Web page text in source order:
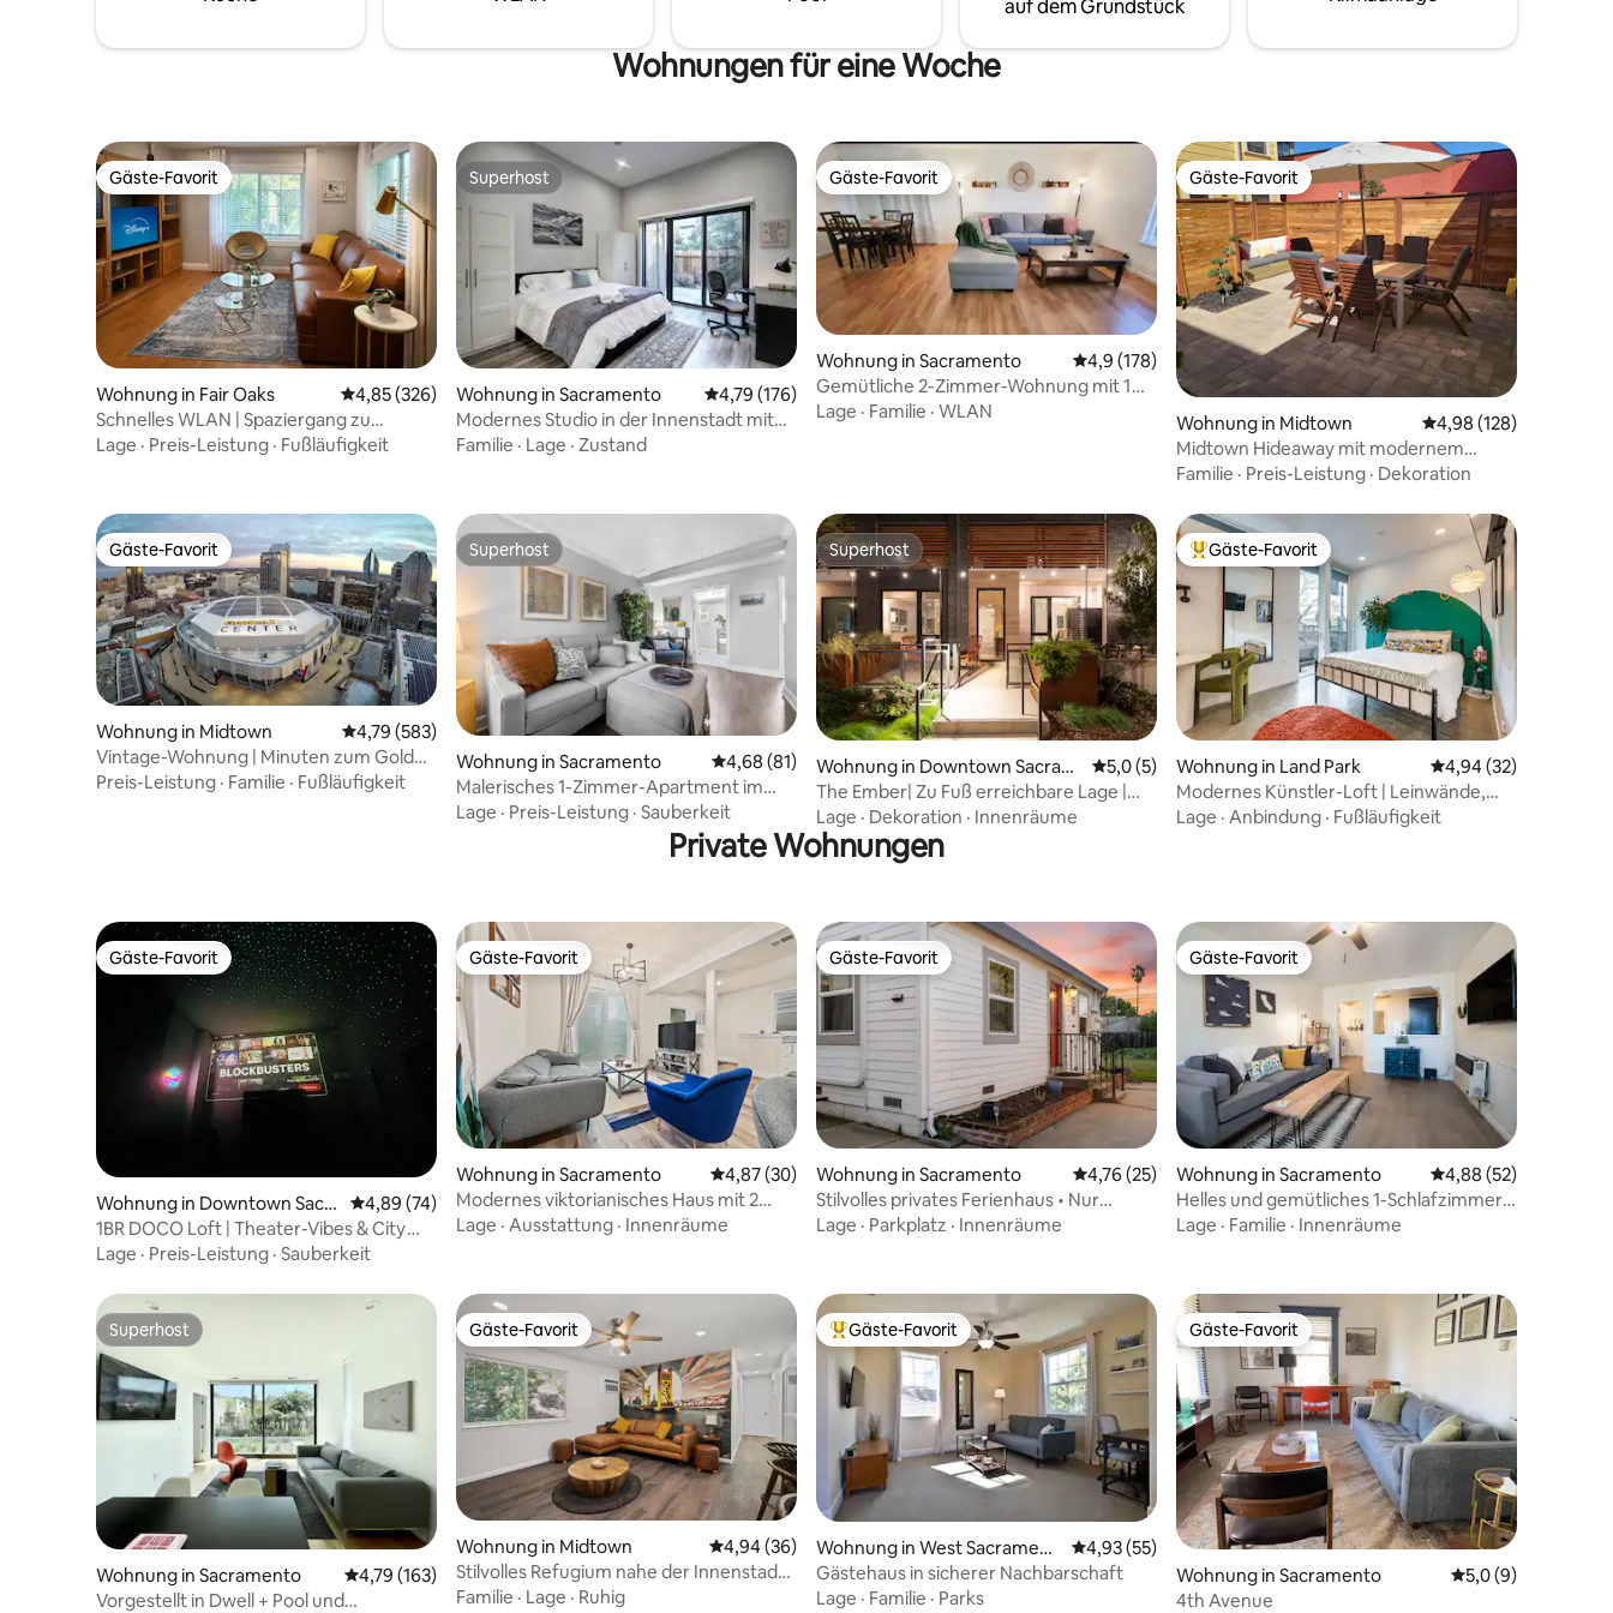
die wir liefern, zufrieden sein wirst.
Hospital.
auf dem Grundstück
Wohnungen für eine Woche
Gäste-Favorit
Gäste-Favorit
Wohnung in Fair Oaks Durchschnittliche Bewertung: 4,85 von 5, 326 Bewertungen
4,85 (326)
Schnelles WLAN | Spaziergang zu
Flusswegen | Private Veranda
Lage · Preis-Leistung · Fußläufigkeit
Superhost
Superhost
Wohnung in Sacramento Durchschnittliche Bewertung: 4,79 von 5, 176 Bewertungen
4,79 (176)
Modernes Studio in der Innenstadt mit
Kingsize-Bett/privater Terrasse
Familie · Lage · Zustand
Gäste-Favorit
Gäste-Favorit
Wohnung in Sacramento Durchschnittliche Bewertung: 4,9 von 5, 178 Bewertungen
4,9 (178)
Gemütliche 2-Zimmer-Wohnung mit 1
Bad in der Nähe von CSUS
Lage · Familie · WLAN
Gäste-Favorit
Gäste-Favorit
Wohnung in Midtown Durchschnittliche
4,98 (128)
Midtown Hideaway mit modernem
individuellem Interieur
Familie · Preis-Leistung · Dekoration
Gäste-Favorit
Gäste-Favorit
Wohnung in Midtown Durchschnittliche Bewertung: 4,79 von 5, 583 Bewertungen
4,79 (583)
Vintage-Wohnung | Minuten zum Golden
1 Center, Capitol
Preis-Leistung · Familie · Fußläufigkeit
Superhost
Superhost
Wohnung in Sacramento Durchschnittliche Bewertung: 4,68 von 5, 81 Bewertungen
4,68 (81)
Malerisches 1-Zimmer-Apartment im
Herzen von Downtown Sacramento
Lage · Preis-Leistung · Sauberkeit
Superhost
Superhost
Wohnung in Downtown Sacram
ento
Durchschnittliche Bewertung: 5,0 von 5, 5 Bewertungen
5,0 (5)
The Ember| Zu Fuß erreichbare Lage |
Terrasse + Sauna + Kingsize-Betten
Lage · Dekoration · Innenräume
Beliebter Gäste-Favorit.
Gäste-Favorit
Wohnung in Land Park Durchschnittliche
4,94 (32)
Modernes Künstler-Loft | Leinwände,
Kaffee & Komfort
Lage · Anbindung · Fußläufigkeit
Private Wohnungen
Gäste-Favorit
Gäste-Favorit
Wohnung in Downtown Sacra
mento
Durchschnittliche Bewertung: 4,89 von 5, 74 Bewertungen
4,89 (74)
1BR DOCO Loft | Theater-Vibes & City
Lights
Lage · Preis-Leistung · Sauberkeit
Gäste-Favorit
Gäste-Favorit
Wohnung in Sacramento Durchschnittliche Bewertung: 4,87 von 5, 30 Bewertungen
4,87 (30)
Modernes viktorianisches Haus mit 2
Schlafzimmern in Midtown Sac
Lage · Ausstattung · Innenräume
Gäste-Favorit
Gäste-Favorit
Wohnung in Sacramento Durchschnittliche Bewertung: 4,76 von 5, 25 Bewertungen
4,76 (25)
Stilvolles privates Ferienhaus • Nur
wenige Minuten bis zur Innenstadt und
Lage · Parkplatz · Innenräume
Gäste-Favorit
Gäste-Favorit
Wohnung in Sacramento Durchschnittliche
4,88 (52)
Helles und gemütliches 1-Schlafzimmer-
Apartment in Midtown Sacramento
Lage · Familie · Innenräume
Superhost
Superhost
Wohnung in Sacramento Durchschnittliche Bewertung: 4,79 von 5, 163 Bewertungen
4,79 (163)
Vorgestellt in Dwell + Pool und
Gäste-Favorit
Gäste-Favorit
Wohnung in Midtown Durchschnittliche Bewertung: 4,94 von 5, 36 Bewertungen
4,94 (36)
Stilvolles Refugium nahe der Innenstadt
von Sacramento!
Familie · Lage · Ruhig
Beliebter Gäste-Favorit.
Gäste-Favorit
Wohnung in West Sacrament
o
Durchschnittliche Bewertung: 4,93 von 5, 55 Bewertungen
4,93 (55)
Gästehaus in sicherer Nachbarschaft
Lage · Familie · Parks
Gäste-Favorit
Gäste-Favorit
Wohnung in Sacramento Durchschnittliche
5,0 (9)
4th Avenue